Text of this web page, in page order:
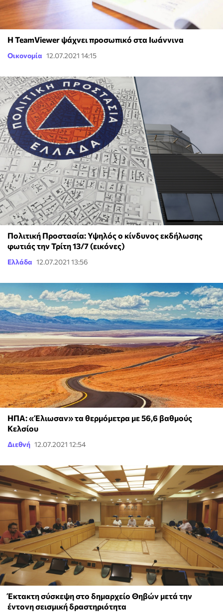
Η TeamViewer ψάχνει προσωπικό στα Ιωάννινα
Οικονομία 12.07.2021 14:15
Πολιτική Προστασία: Υψηλός ο κίνδυνος εκδήλωσης
φωτιάς την Τρίτη 13/7 (εικόνες)
Ελλάδα 12.07.2021 13:56
ΗΠΑ: «Έλιωσαν» τα θερμόμετρα με 56,6 βαθμούς
Κελσίου
Διεθνή 12.07.2021 12:54
Έκτακτη σύσκεψη στο δημαρχείο Θηβών μετά την
έντονη σεισμική δραστηριότητα